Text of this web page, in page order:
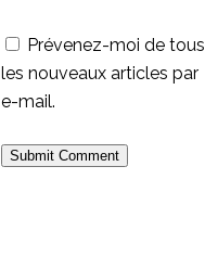
Prévenez-moi de tous
les nouveaux articles par
e-mail.